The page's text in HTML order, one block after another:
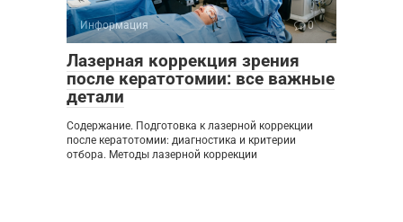
Информация 0
Лазерная коррекция зрения
после кератотомии: все важные
детали
Содержание. Подготовка к лазерной коррекции
после кератотомии: диагностика и критерии
отбора. Методы лазерной коррекции